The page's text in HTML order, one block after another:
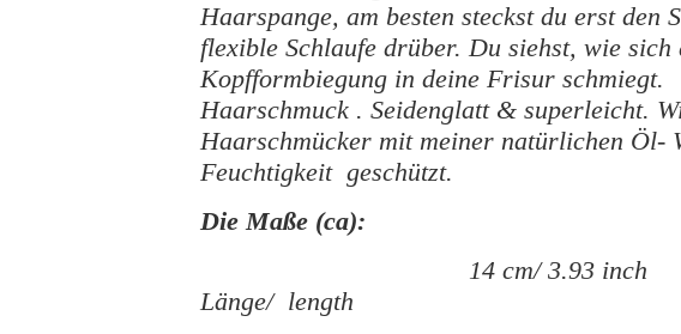
Haarspange, am besten steckst du erst den
flexible Schlaufe drüber. Du siehst, wie
Kopfformbiegung in deine Frisur
Haarschmuck . Seidenglatt & superleicht.
Haarschmücker mit meiner natürlichen
Feuchtigkeit geschützt.
Die Maße (ca):
14 cm/ 3.93 inch
Länge/ length